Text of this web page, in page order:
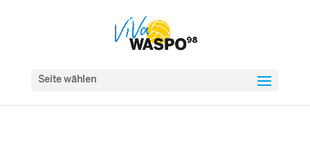
Seite wählen